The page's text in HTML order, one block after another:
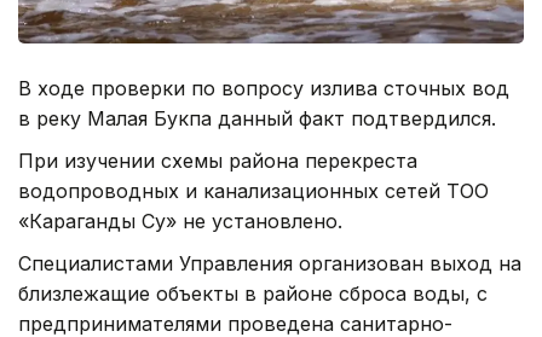
В ходе проверки по вопросу излива сточных вод
в реку Малая Букпа данный факт подтвердился.
При изучении схемы района перекреста
водопроводных и канализационных сетей ТОО
«Караганды Су» не установлено.
Специалистами Управления организован выход на
близлежащие объекты в районе сброса воды, с
предпринимателями проведена санитарно-